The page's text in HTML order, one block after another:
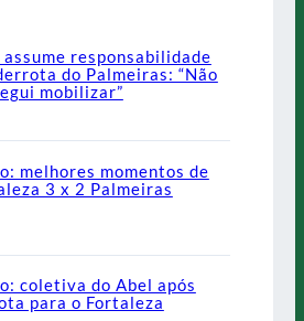
assume responsabilidade
do Palmeiras: “Não
mobilizar”
melhores momentos de
3 x 2 Palmeiras
coletiva do Abel após
para o Fortaleza